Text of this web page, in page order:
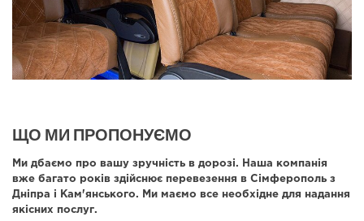
ЩО МИ ПРОПОНУЄМО
Ми дбаємо про вашу зручність в дорозі. Наша компанія
вже багато років здійснює перевезення в Сімферополь з
Дніпра і Кам'янського. Ми маємо все необхідне для надання
якісних послуг.